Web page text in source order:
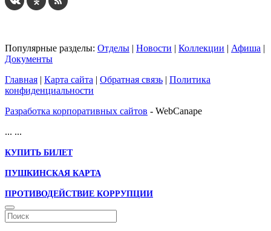
Популярные разделы: Отделы | Новости | Коллекции | Афиша |
Документы
Главная | Карта сайта | Обратная связь | Политика
конфиденциальности
Разработка корпоративных сайтов - WebCanape
... ...
КУПИТЬ БИЛЕТ
ПУШКИНСКАЯ КАРТА
ПРОТИВОДЕЙСТВИЕ КОРРУПЦИИ